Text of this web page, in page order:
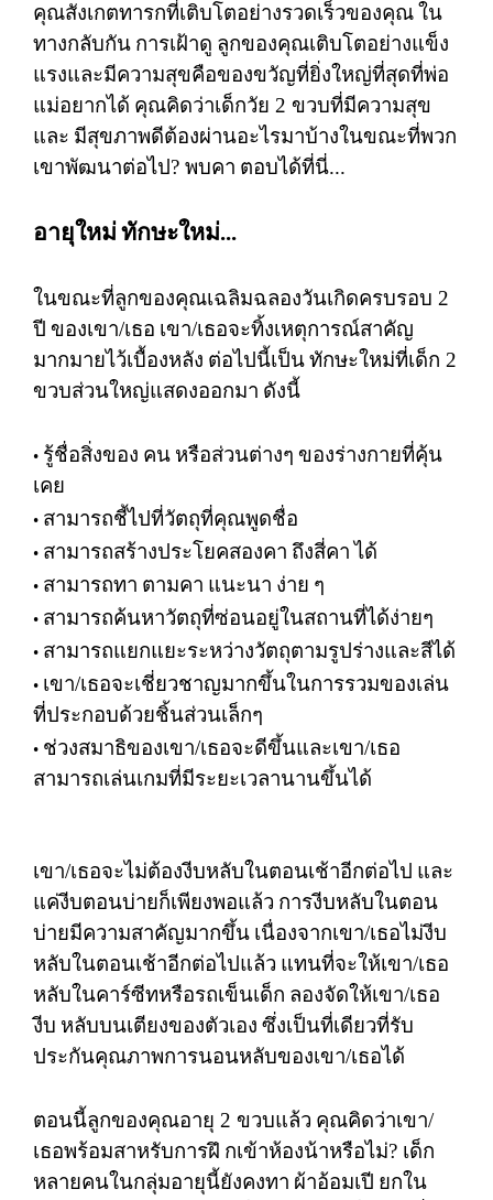
คุณสังเกตทารกที่เติบโตอย่างรวดเร็วของคุณใน
ทางกลับกัน การเฝ้าดู ลูกของคุณเติบโตอย่างแข็ง
แรงและมีความสุขคือของขวัญที่ยิ่งใหญ่ที่สุดที่พ่อ
แม่อยากได้ คุณคิดว่าเด็กวัย 2 ขวบที่มีความสุข
และ มีสุขภาพดีต้องผ่านอะไรมาบ้างในขณะที่พวก
เขาพัฒนาต่อไป? พบคา ตอบได้ที่นี่...
อายุใหม่ทักษะใหม่...
ในขณะที่ลูกของคุณเฉลิมฉลองวันเกิดครบรอบ 2
ปี ของเขา/เธอ เขา/เธอจะทิ้งเหตุการณ์สาคัญ
มากมายไว้เบื้องหลัง ต่อไปนี้เป็นทักษะใหม่ที่เด็ก 2
ขวบส่วนใหญ่แสดงออกมา ดังนี้
• รู้ชื่อสิ่งของ คน หรือส่วนต่างๆ ของร่างกายที่คุ้น
เคย
• สามารถชี้ไปที่วัตถุที่คุณพูดชื่อ
• สามารถสร้างประโยคสองคา ถึงสี่คา ได้
• สามารถทา ตามคา แนะนา ง่าย ๆ
• สามารถค้นหาวัตถุที่ซ่อนอยู่ในสถานที่ได้ง่ายๆ
• สามารถแยกแยะระหว่างวัตถุตามรูปร่างและสีได้
• เขา/เธอจะเชี่ยวชาญมากขึ้นในการรวมของเล่น
ที่ประกอบด้วยชิ้นส่วนเล็กๆ
• ช่วงสมาธิของเขา/เธอจะดีขึ้นและเขา/เธอ
สามารถเล่นเกมที่มีระยะเวลานานขึ้นได้
เขา/เธอจะไม่ต้องงีบหลับในตอนเช้าอีกต่อไป และ
แค่งีบตอนบ่ายก็เพียงพอแล้ว การงีบหลับในตอน
บ่ายมีความสาคัญมากขึ้น เนื่องจากเขา/เธอไม่งีบ
หลับในตอนเช้าอีกต่อไปแล้ว แทนที่จะให้เขา/เธอ
หลับในคาร์ซีทหรือรถเข็นเด็ก ลองจัดให้เขา/เธอ
งีบ หลับบนเตียงของตัวเอง ซึ่งเป็นที่เดียวที่รับ
ประกันคุณภาพการนอนหลับของเขา/เธอได้
ตอนนี้ลูกของคุณอายุ 2 ขวบแล้ว คุณคิดว่าเขา/
เธอพร้อมสาหรับการฝึ กเข้าห้องน้าหรือไม่? เด็ก
หลายคนในกลุ่มอายุนี้ยังคงทา ผ้าอ้อมเปี ยกใน